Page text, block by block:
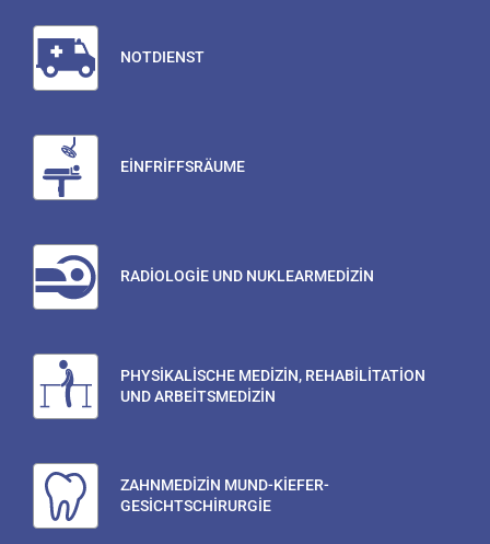
NOTDIENST
EİNFRİFFSRÄUME
RADİOLOGİE UND NUKLEARMEDİZİN
PHYSİKALİSCHE MEDİZİN, REHABİLİTATİON
UND ARBEİTSMEDİZİN
ZAHNMEDİZİN MUND-KİEFER-
GESİCHTSCHİRURGİE